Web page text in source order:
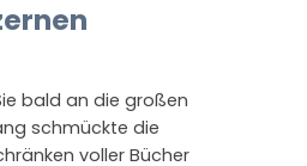
bald an die großen
schmückte die
voller Bücher